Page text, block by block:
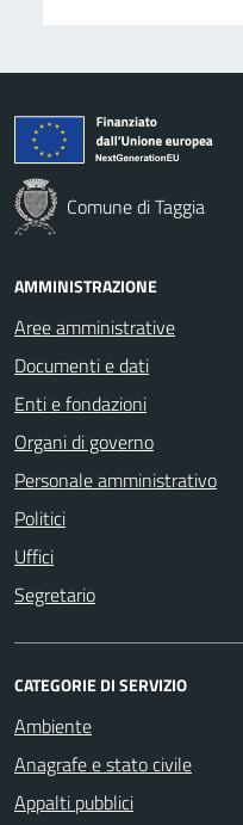
Comune di Taggia
AMMINISTRAZIONE
Aree amministrative
Documenti e dati
Enti e fondazioni
Organi di governo
Personale amministrativo
Politici
Uffici
Segretario
CATEGORIE DI SERVIZIO
Ambiente
Anagrafe e stato civile
Appalti pubblici